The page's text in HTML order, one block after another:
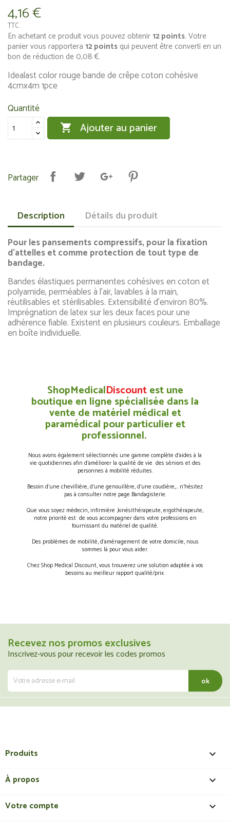
4,16 €
TTC
En achetant ce produit vous pouvez obtenir12points. Votre
panier vous rapportera 12points qui peuvent être converti en un
bon de réduction de 0,08 €.
Idealast color rouge bande de crêpe coton cohésive
4cmx4m 1pce
Quantité
 Ajouter au panier
Partager
Description Détails du produit
Pour les pansements compressifs, pour la fixation
d'attelles et comme protection de tout type de
bandage.
Bandes élastiques permanentes cohésives en coton et
polyamide, perméables à l'air, lavables à la main,
réutilisables et stérilisables. Extensibilité d'environ 80%.
Imprégnation de latex sur les deux faces pour une
adhérence fiable. Existent en plusieurs couleurs. Emballage
en boîte individuelle.
ShopMedicalDiscountest une
boutique en ligne spécialisée dans la
vente de matériel médical et
paramédical pour particulier et
professionnel.
Nous avons également sélectionnés une gamme complète d’aides à la
vie quotidiennes afin d’améliorer la qualité de vie des séniors et des
personnes à mobilité réduites.
Besoin d’une chevillière, d’une genouillère, d’une coudière,… n’hésitez
pas à consulter notre page Bandagisterie.
Que vous soyez médecin, infirmière ,kinésithérapeute, ergothérapeute,
notre priorité est de vous accompagner dans votre professions en
fournissant du matériel de qualité.
Des problèmes de mobilité, d’aménagement de votre domicile, nous
sommes là pour vous aider.
Chez Shop Medical Discount, vous trouverez une solution adaptée à vos
besoins au meilleur rapport qualité/prix.
Recevez nos promos exclusives
Inscrivez-vous pour recevoir les codes promos
Produits 
À propos 
Votre compte 